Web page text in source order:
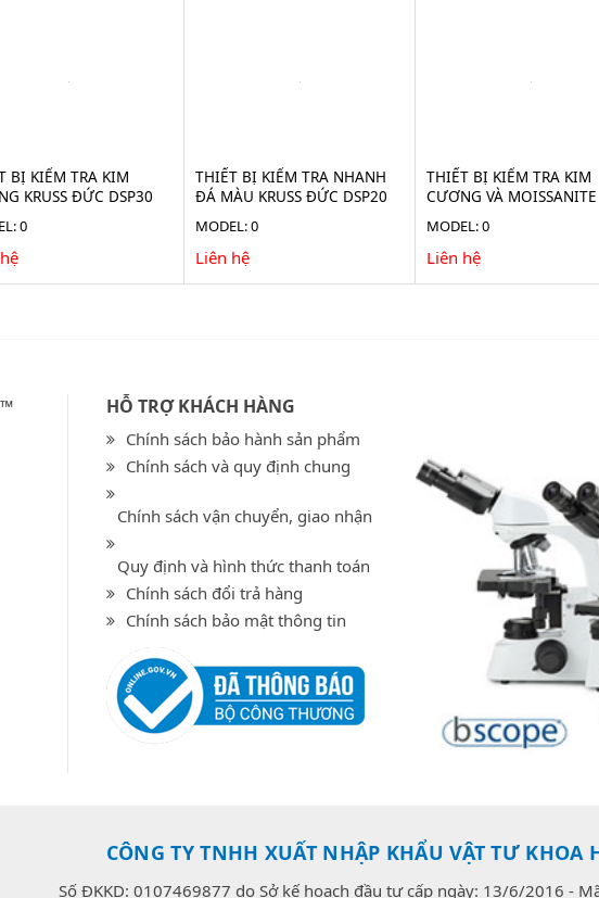
BỊ KIỂM TRA KIM
KRUSS ĐỨC DSP30
0
THIẾT BỊ KIỂM TRA NHANH
ĐÁ MÀU KRUSS ĐỨC DSP20
MODEL: 0
Liên hệ
THIẾT BỊ KIỂM TRA KIM
CƯƠNG VÀ MOISSANITE
MODEL: 0
Liên hệ
HỖ TRỢ KHÁCH HÀNG
Chính sách bảo hành sản phẩm
Chính sách và quy định chung
Chính sách vận chuyển, giao nhận
Quy định và hình thức thanh toán
Chính sách đổi trả hàng
Chính sách bảo mật thông tin
CÔNG TY TNHH XUẤT NHẬP KHẨU VẬT TƯ KHOA
Số ĐKKD: 0107469877 do Sở kế hoạch đầu tư cấp ngày: 13/6/2016 -